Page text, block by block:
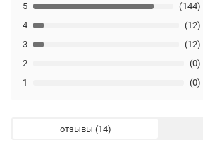
1 (0)
2 (0)
3 (12)
4 (12)
5 (144)
отзывы